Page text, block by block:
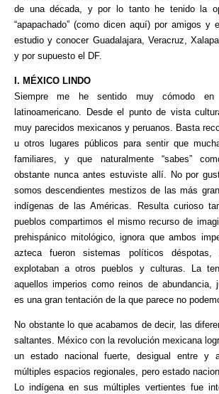
de una década, y por lo tanto he tenido la
“apapachado” (como dicen aquí) por amigos y
estudio y conocer Guadalajara, Veracruz,
y por supuesto el DF.
I. MÉXICO LINDO
Siempre me he sentido muy cómodo
latinoamericano. Desde el punto de vista
muy parecidos mexicanos y peruanos. Basta
u otros lugares públicos para sentir que
familiares, y que naturalmente “sabes”
obstante nunca antes estuviste allí. No por
somos descendientes mestizos de las más
indígenas de las Américas. Resulta curioso
pueblos compartimos el mismo recurso de
prehispánico mitológico, ignora que ambos
azteca fueron sistemas políticos
explotaban a otros pueblos y culturas. La
aquellos imperios como reinos de abundancia,
es una gran tentación de la que parece no
No obstante lo que acabamos de decir, las
saltantes. México con la revolución mexicana
un estado nacional fuerte, desigual entre y
múltiples espacios regionales, pero estado
Lo indígena en sus múltiples vertientes fue